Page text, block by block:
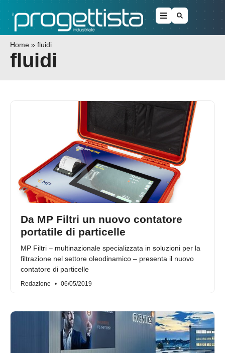
Home » fluidi
fluidi
Da MP Filtri un nuovo contatore
portatile di particelle
MP Filtri – multinazionale specializzata in soluzioni per la
filtrazione nel settore oleodinamico – presenta il nuovo
contatore di particelle
Redazione 06/05/2019